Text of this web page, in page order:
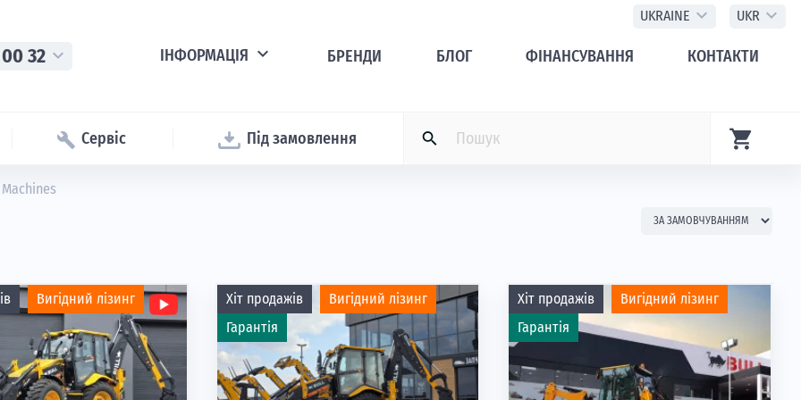
UKRAINE expand_more UKR expand_more
32 expand_more ІНФОРМАЦІЯ expand_more БРЕНДИ БЛОГ ФІНАНСУВАННЯ КОНТАКТИ
Сервіс Під замовлення search shopping_cart
Вигідний лізинг Хіт продажів
Вигідний лізинг
Гарантія
Хіт продажів
Вигідний лізинг
Гарантія